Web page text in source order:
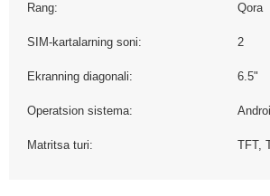
Rang: Qora
SIM-kartalarning soni: 2
Ekranning diagonali: 6.5"
Operatsion sistema:
Matritsa turi: TFT,